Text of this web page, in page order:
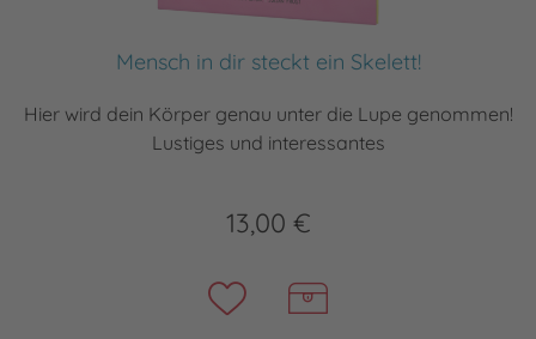
Mensch in dir steckt ein Skelett!
Hier wird dein Körper genau unter die Lupe genommen!
Lustiges und interessantes
13,00 €